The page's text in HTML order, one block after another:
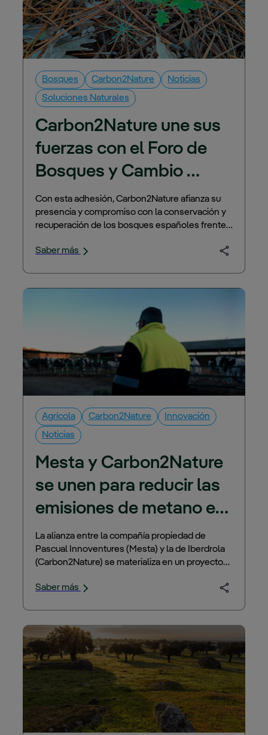
Bosques Carbon2Nature
Noticias
Soluciones Naturales
Carbon2Nature une sus
fuerzas con el Foro de
Bosques y Cambio
Climático
Con esta adhesión, Carbon2Nature afianza su
presencia y compromiso con la conservación y
recuperación de los bosques españoles frente
Cambio Climático…
Saber más
Agrícola Carbon2Nature
Innovación
Noticias
Mesta y Carbon2Nature
se unen para reducir las
emisiones de metano en
el sector primario
La alianza entre la compañía propiedad de
Pascual Innoventures (Mesta) y la de Iberdrola
(Carbon2Nature) se materializa en un proyecto
por el cual se reduc…
Saber más